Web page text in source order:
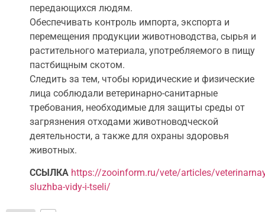
передающихся людям.
Обеспечивать контроль импорта, экспорта и
перемещения продукции животноводства, сырья и
растительного материала, употребляемого в пищу
пастбищным скотом.
Следить за тем, чтобы юридические и физические
лица соблюдали ветеринарно-санитарные
требования, необходимые для защиты среды от
загрязнения отходами животноводческой
деятельности, а также для охраны здоровья
животных.
ССЫЛКА https://zooinform.ru/vete/articles/
sluzhba-vidy-i-tseli/